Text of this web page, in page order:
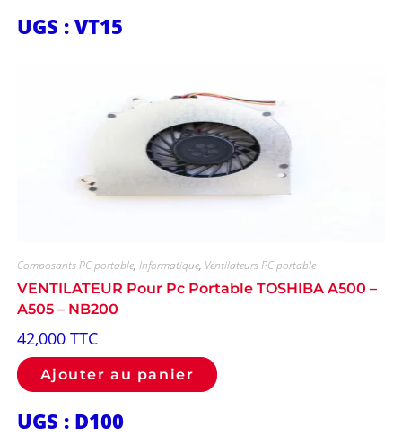
UGS : VT15
Composants PC portable, Informatique, Ventilateurs PC portable
VENTILATEUR Pour Pc Portable TOSHIBA A500 –
A505 – NB200
42,000 TTC
Ajouter au panier
UGS : D100